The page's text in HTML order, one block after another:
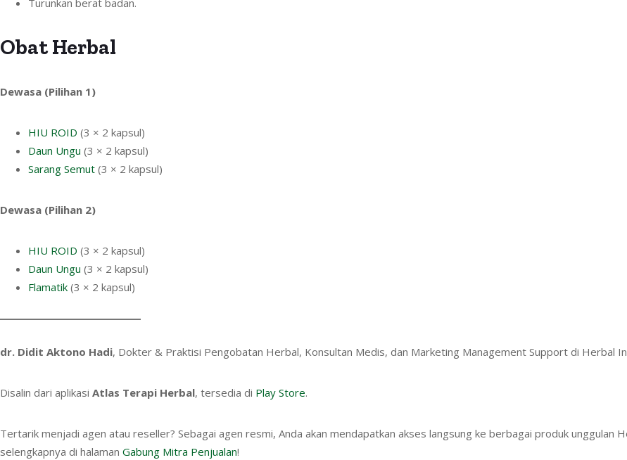
Turunkan berat badan.
Obat Herbal
Dewasa (Pilihan 1)
HIU ROID (3 × 2 kapsul)
Daun Ungu (3 × 2 kapsul)
Sarang Semut (3 × 2 kapsul)
Dewasa (Pilihan 2)
HIU ROID (3 × 2 kapsul)
Daun Ungu (3 × 2 kapsul)
Flamatik (3 × 2 kapsul)
dr. Didit Aktono Hadi, Dokter & Praktisi Pengobatan Herbal, Konsultan Medis, dan Marketing Management Support di Herbal
Disalin dari aplikasi Atlas Terapi Herbal, tersedia di Play Store.
Tertarik menjadi agen atau reseller? Sebagai agen resmi, Anda akan mendapatkan akses langsung ke berbagai produk unggulan
selengkapnya di halaman Gabung Mitra Penjualan!